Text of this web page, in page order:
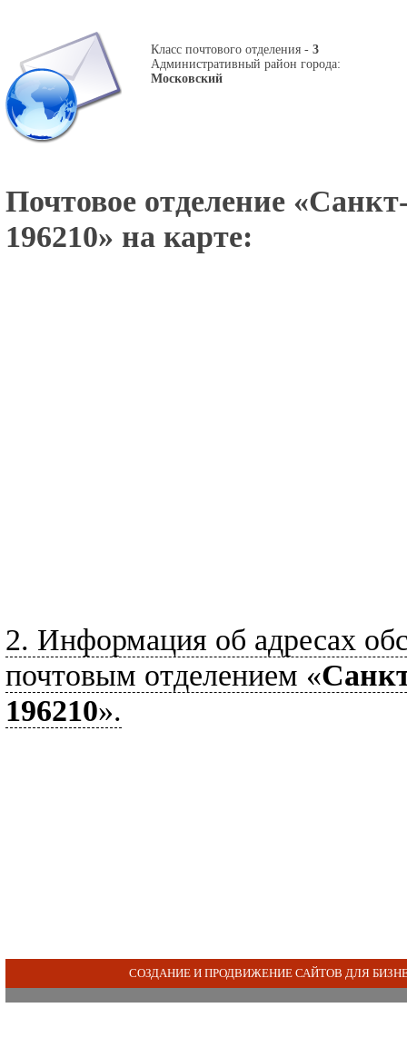
Класс почтового отделения - 3
Административный район города:
Московский
Почтовое отделение «
196210» на карте:
2. Информация об адресах
почтовым отделением «
196210».
СОЗДАНИЕ И ПРОДВИЖЕНИЕ САЙТОВ ДЛЯ